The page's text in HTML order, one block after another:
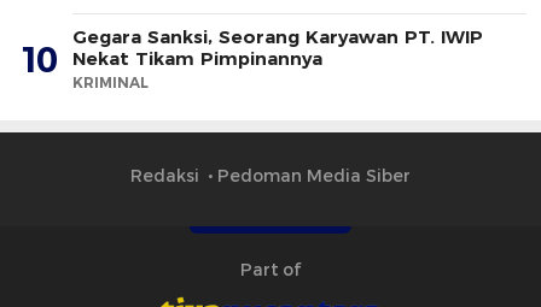
10
Gegara Sanksi, Seorang Karyawan PT. IWIP
Nekat Tikam Pimpinannya
KRIMINAL
Redaksi Pedoman Media Siber
Part of